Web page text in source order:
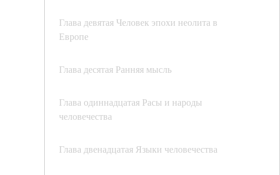
Глава девятая Человек эпохи неолита в
Европе
Глава десятая Ранняя мысль
Глава одиннадцатая Расы и народы
человечества
Глава двенадцатая Языки человечества